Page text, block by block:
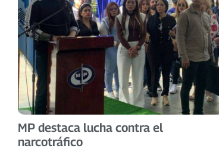
MP destaca lucha contra el
narcotráfico